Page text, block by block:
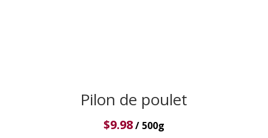
Pilon de poulet
$9.98/ 500g